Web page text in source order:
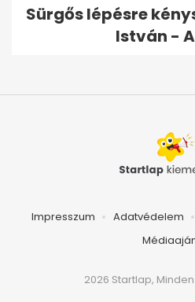
Sürgős lépésre
István -
Impresszum Adatvédelem
2026 Startlap,